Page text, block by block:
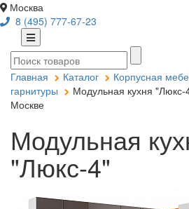
Москва
8 (495) 777-67-23
Главная Каталог Корпусная
гарнитуры
Модульная кухня "Люкс-
Москве
Модульная
"Люкс-4"